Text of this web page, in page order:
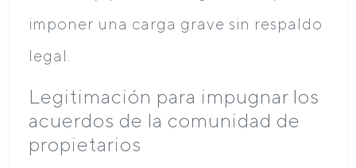
imponer una carga grave sin respaldo
legal.
Legitimación para impugnar los
acuerdos de la comunidad de
propietarios